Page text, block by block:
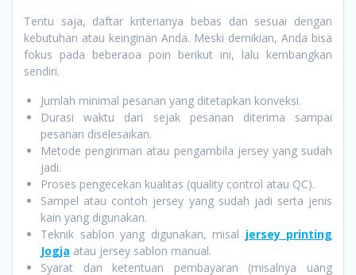
Tentu saja, daftar kriterianya bebas dan sesuai dengan
kebutuhan atau keinginan Anda. Meski demikian, Anda bisa
fokus pada beberaoa poin berikut ini, lalu kembangkan
sendiri.
Jumlah minimal pesanan yang ditetapkan konveksi.
Durasi waktu dari sejak pesanan diterima sampai
pesanan diselesaikan.
Metode pengiriman atau pengambila jersey yang sudah
jadi.
Proses pengecekan kualitas (quality control atau QC).
Sampel atau contoh jersey yang sudah jadi serta jenis
kain yang digunakan.
Teknik sablon yang digunakan, misal jersey printing
Jogja atau jersey sablon manual.
Syarat dan ketentuan pembayaran (misalnya uang